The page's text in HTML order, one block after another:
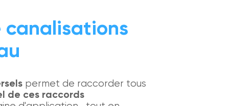
canalisations
permet de raccorder tous
de ces raccords